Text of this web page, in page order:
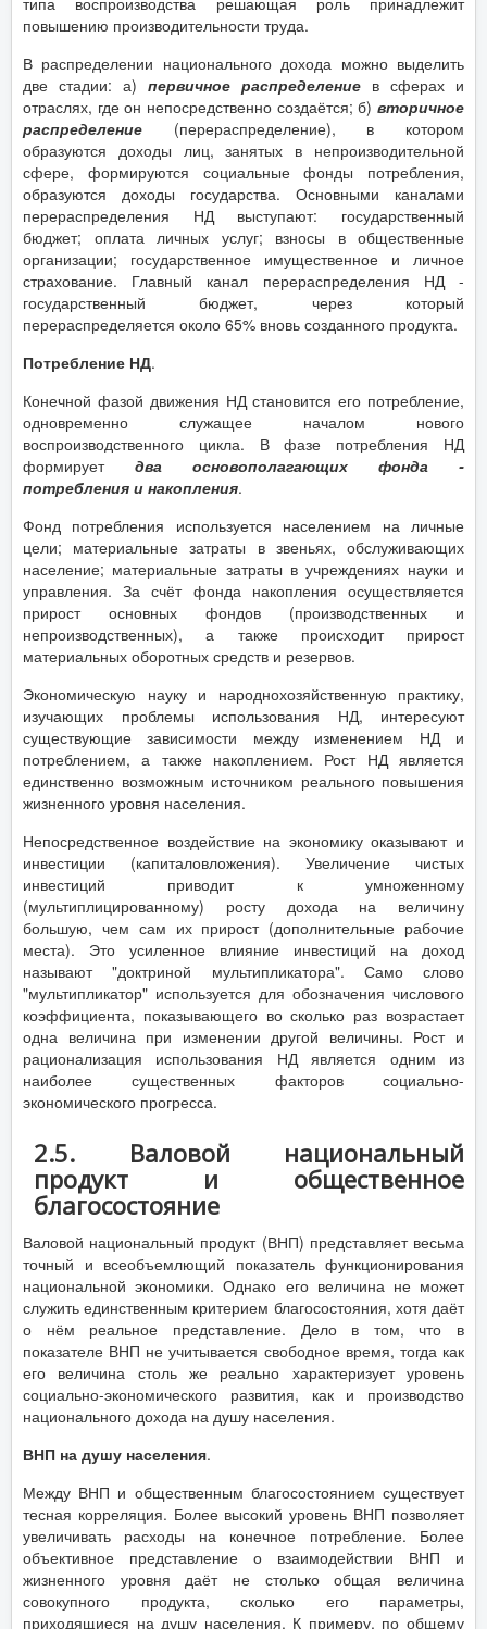
повышению производительности труда.
В распределении национального дохода можно выделить
две стадии: а) первичное распределение в сферах и
отраслях, где он непосредственно создаётся; б) вторичное
распределение (перераспределение), в котором
образуются доходы лиц, занятых в непроизводительной
сфере, формируются социальные фонды потребления,
образуются доходы государства. Основными каналами
перераспределения НД выступают: государственный
бюджет; оплата личных услуг; взносы в общественные
организации; государственное имущественное и личное
страхование. Главный канал перераспределения НД -
государственный бюджет, через который
перераспределяется около 65% вновь созданного продукта.
Потребление НД.
Конечной фазой движения НД становится его потребление,
одновременно служащее началом нового
воспроизводственного цикла. В фазе потребления НД
формирует два основополагающих фонда -
потребления и накопления.
Фонд потребления используется населением на личные
цели; материальные затраты в звеньях, обслуживающих
население; материальные затраты в учреждениях науки и
управления. За счёт фонда накопления осуществляется
прирост основных фондов (производственных и
непроизводственных), а также происходит прирост
материальных оборотных средств и резервов.
Экономическую науку и народнохозяйственную практику,
изучающих проблемы использования НД, интересуют
существующие зависимости между изменением НД и
потреблением, а также накоплением. Рост НД является
единственно возможным источником реального повышения
жизненного уровня населения.
Непосредственное воздействие на экономику оказывают и
инвестиции (капиталовложения). Увеличение чистых
инвестиций приводит к умноженному
(мультиплицированному) росту дохода на величину
большую, чем сам их прирост (дополнительные рабочие
места). Это усиленное влияние инвестиций на доход
называют "доктриной мультипликатора". Само слово
"мультипликатор" используется для обозначения числового
коэффициента, показывающего во сколько раз возрастает
одна величина при изменении другой величины. Рост и
рационализация использования НД является одним из
наиболее существенных факторов социально-
экономического прогресса.
2.5. Валовой национальный
продукт и общественное
благосостояние
Валовой национальный продукт (ВНП) представляет весьма
точный и всеобъемлющий показатель функционирования
национальной экономики. Однако его величина не может
служить единственным критерием благосостояния, хотя даёт
о нём реальное представление. Дело в том, что в
показателе ВНП не учитывается свободное время, тогда как
его величина столь же реально характеризует уровень
социально-экономического развития, как и производство
национального дохода на душу населения.
ВНП на душу населения.
Между ВНП и общественным благосостоянием существует
тесная корреляция. Более высокий уровень ВНП позволяет
увеличивать расходы на конечное потребление. Более
объективное представление о взаимодействии ВНП и
жизненного уровня даёт не столько общая величина
совокупного продукта, сколько его параметры,
приходящиеся на душу населения. К примеру, по общему